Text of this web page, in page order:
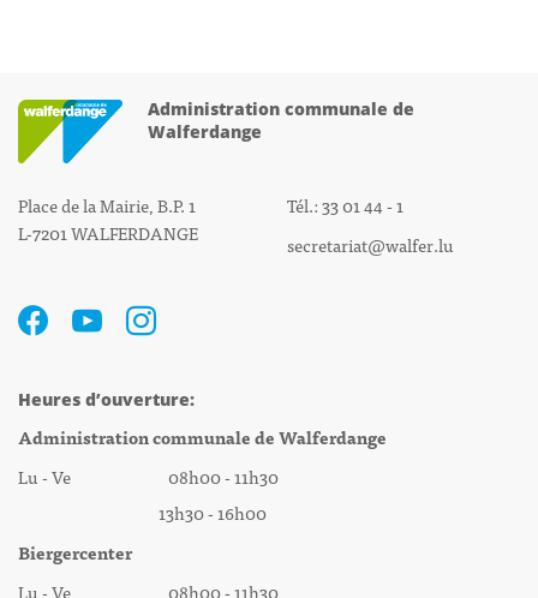
Administration communale de
Walferdange
Place de la Mairie, B.P. 1
L-7201 WALFERDANGE
Tél.: 33 01 44 - 1
secretariat@walfer.lu
Heures d’ouverture:
Administration communale de Walferdange
Lu - Ve 08h00 - 11h30
13h30 - 16h00
Biergercenter
Lu - Ve 08h00 - 11h30